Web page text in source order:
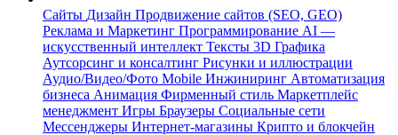
Сайты Дизайн Продвижение сайтов (SEO, GEO)
Реклама и Маркетинг Программирование AI —
искусственный интеллект Тексты 3D Графика
Аутсорсинг и консалтинг Рисунки и иллюстрации
Аудио/Видео/Фото Mobile Инжиниринг Автоматизация
бизнеса Анимация Фирменный стиль Маркетплейс
менеджмент Игры Браузеры Социальные сети
Мессенджеры Интернет-магазины Крипто и блокчейн